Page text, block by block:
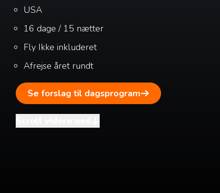
USA
16 dage / 15 nætter
Fly Ikke inkluderet
Afrejse året rundt
Se forslag til dagsprogram